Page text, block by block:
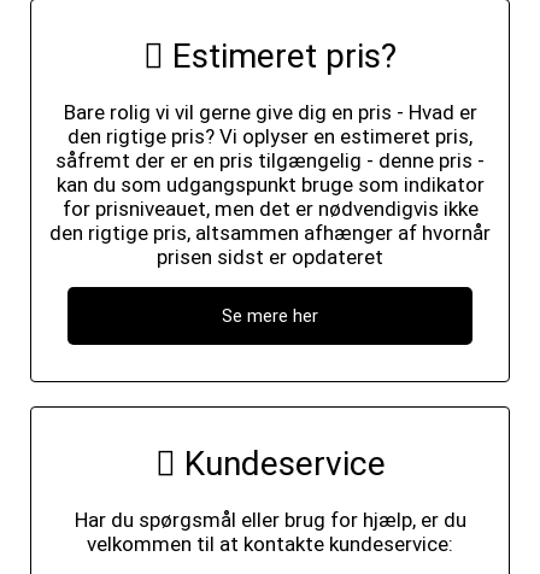
Estimeret pris?
Bare rolig vi vil gerne give dig en pris - Hvad er
den rigtige pris? Vi oplyser en estimeret pris,
såfremt der er en pris tilgængelig - denne pris -
kan du som udgangspunkt bruge som indikator
for prisniveauet, men det er nødvendigvis ikke
den rigtige pris, altsammen afhænger af hvornår
prisen sidst er opdateret
Se mere her
Kundeservice
Har du spørgsmål eller brug for hjælp, er du
velkommen til at kontakte kundeservice: